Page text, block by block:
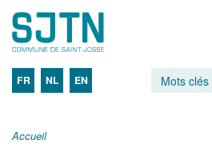
FR NL EN
Accueil